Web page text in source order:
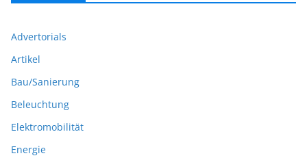
Advertorials
Artikel
Bau/Sanierung
Beleuchtung
Elektromobilität
Energie